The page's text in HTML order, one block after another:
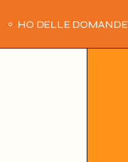
HO DELLE DOMANDE